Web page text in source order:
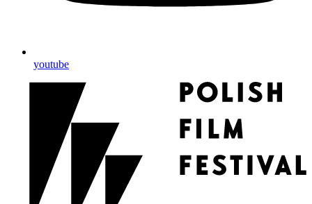
youtube